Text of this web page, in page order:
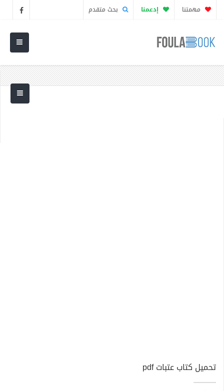
مهمتنا إدعمنا بحث متقدم
تحميل كتاب عتبات pdf